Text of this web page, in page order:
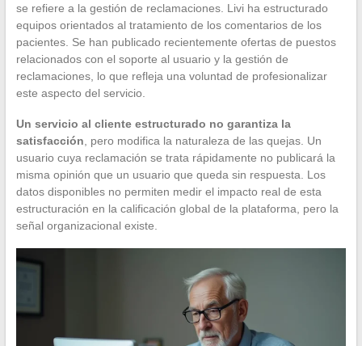
se refiere a la gestión de reclamaciones. Livi ha estructurado
equipos orientados al tratamiento de los comentarios de los
pacientes. Se han publicado recientemente ofertas de puestos
relacionados con el soporte al usuario y la gestión de
reclamaciones, lo que refleja una voluntad de profesionalizar
este aspecto del servicio.
Un servicio al cliente estructurado no garantiza la
satisfacción, pero modifica la naturaleza de las quejas. Un
usuario cuya reclamación se trata rápidamente no publicará la
misma opinión que un usuario que queda sin respuesta. Los
datos disponibles no permiten medir el impacto real de esta
estructuración en la calificación global de la plataforma, pero la
señal organizacional existe.